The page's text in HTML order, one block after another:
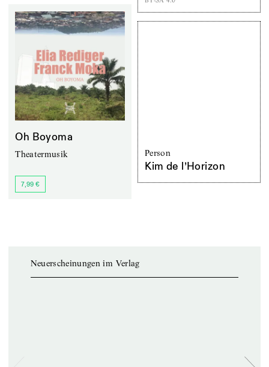
Oh Boyoma
Theatermusik
7,99 €
Person
Kim de l’Horizon
Neuerscheinungen im Verlag